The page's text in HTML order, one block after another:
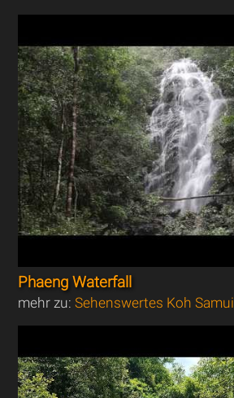
Phaeng Waterfall
mehr zu:Sehenswertes Koh Samui